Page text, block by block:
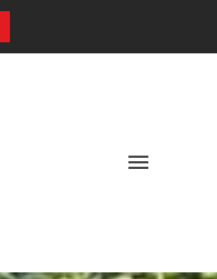
menu